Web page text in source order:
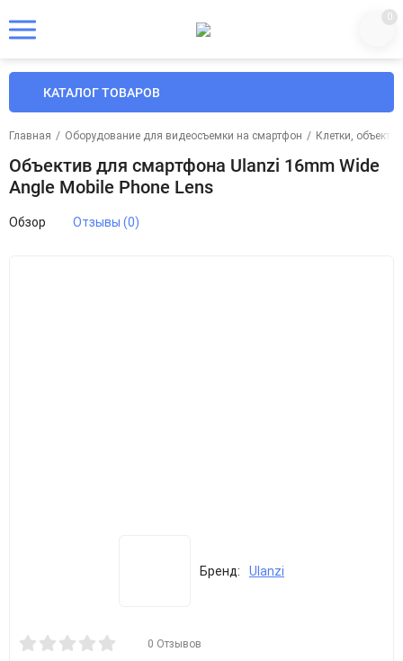
0
КАТАЛОГ ТОВАРОВ
Главная / Оборудование для видеосъемки на смартфон / Клетки,
Объектив для смартфона Ulanzi 16mm Wide
Angle Mobile Phone Lens
Обзор Отзывы (0)
Бренд: Ulanzi
0 Отзывов